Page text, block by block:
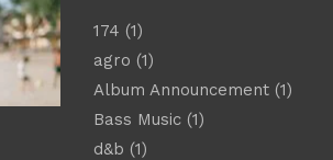
174 (1)
agro (1)
Album Announcement(1)
Bass Music(1)
d&b (1)